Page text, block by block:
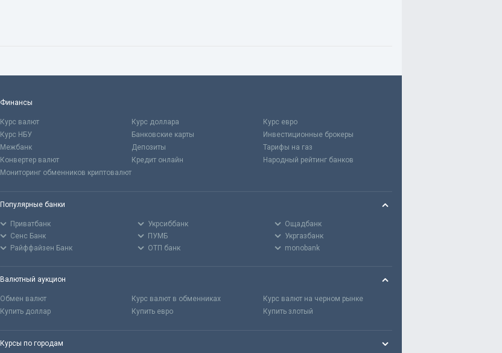
Финансы
Курс валют Курс доллара
Курс евро
Курс НБУ
Банковские карты
Инвестиционные брокеры
Межбанк
Депозиты
Тарифы на газ
Конвертер валют
Кредит онлайн
Народный рейтинг банков
Мониторинг обменников криптовалют
Популярные банки
Приватбанк Укрсиббанк
Ощадбанк
Сенс Банк
ПУМБ
Укргазбанк
Райффайзен Банк
ОТП банк monobank
Валютный аукцион
Обмен валют Курс валют в обменниках
Курс валют на черном рынке
Купить доллар
Купить евро Купить злотый
Курсы по городам